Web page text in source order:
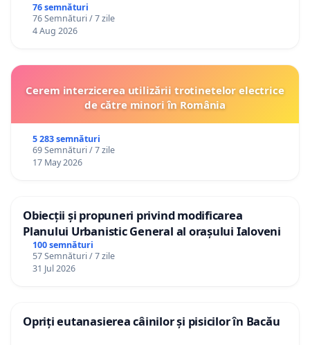
76 semnături
76 Semnături / 7 zile
4 Aug 2026
Cerem interzicerea utilizării trotinetelor electrice
de către minori în România
5 283 semnături
69 Semnături / 7 zile
17 May 2026
Obiecții și propuneri privind modificarea
Planului Urbanistic General al orașului Ialoveni
100 semnături
57 Semnături / 7 zile
31 Jul 2026
Opriți eutanasierea câinilor și pisicilor în Bacău